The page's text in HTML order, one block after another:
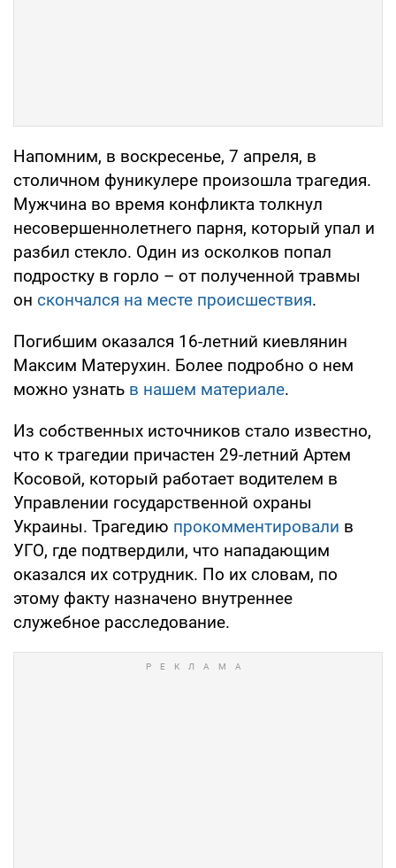
Напомним, в воскресенье, 7 апреля, в
столичном фуникулере произошла трагедия.
Мужчина во время конфликта толкнул
несовершеннолетнего парня, который упал и
разбил стекло. Один из осколков попал
подростку в горло – от полученной травмы
он скончался на месте происшествия.
Погибшим оказался 16-летний киевлянин
Максим Матерухин. Более подробно о нем
можно узнать в нашем материале.
Из собственных источников стало известно,
что к трагедии причастен 29-летний Артем
Косовой, который работает водителем в
Управлении государственной охраны
Украины. Трагедию прокомментировали в
УГО, где подтвердили, что нападающим
оказался их сотрудник. По их словам, по
этому факту назначено внутреннее
служебное расследование.